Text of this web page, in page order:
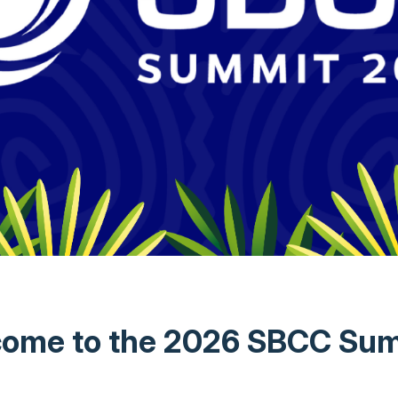
to the 2026 SBCC